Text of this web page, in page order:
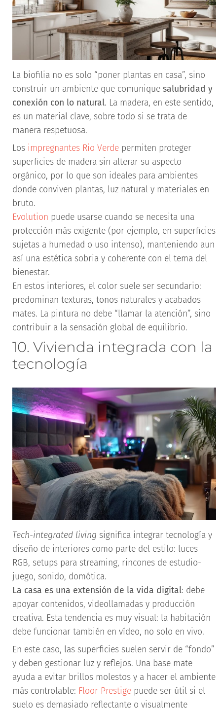
La biofilia no es solo “poner plantas en casa”, sino
construir un ambiente que comunique salubridad y
conexión con lo natural. La madera, en este sentido,
es un material clave, sobre todo si se trata de
manera respetuosa.
Los impregnantes Rio Verde permiten proteger
superficies de madera sin alterar su aspecto
orgánico, por lo que son ideales para ambientes
donde conviven plantas, luz natural y materiales en
bruto.
Evolution puede usarse cuando se necesita una
protección más exigente (por ejemplo, en superficies
sujetas a humedad o uso intenso), manteniendo aun
así una estética sobria y coherente con el tema del
bienestar.
En estos interiores, el color suele ser secundario:
predominan texturas, tonos naturales y acabados
mates. La pintura no debe “llamar la atención”, sino
contribuir a la sensación global de equilibrio.
10. Vivienda integrada con la
tecnología
Tech-integrated living significa integrar tecnología y
diseño de interiores como parte del estilo: luces
RGB, setups para streaming, rincones de estudio-
juego, sonido, domótica.
La casa es una extensión de la vida digital: debe
apoyar contenidos, videollamadas y producción
creativa. Esta tendencia es muy visual: la habitación
debe funcionar también en vídeo, no solo en vivo.
En este caso, las superficies suelen servir de “fondo”
y deben gestionar luz y reflejos. Una base mate
ayuda a evitar brillos molestos y a hacer el ambiente
más controlable: Floor Prestige puede ser útil si el
suelo es demasiado reflectante o visualmente